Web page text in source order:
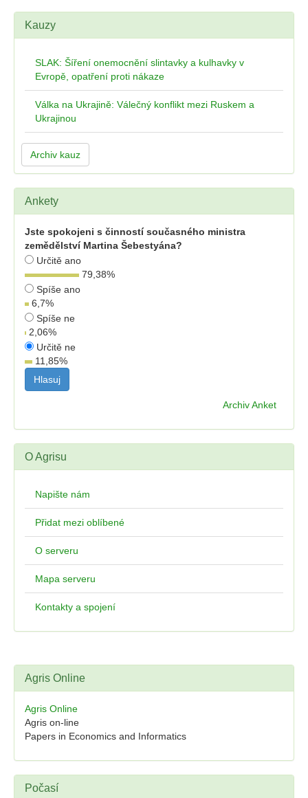
Kauzy
SLAK: Šíření onemocnění slintavky a kulhavky v
Evropě, opatření proti nákaze
Válka na Ukrajině: Válečný konflikt mezi Ruskem a
Ukrajinou
Archiv kauz
Ankety
Jste spokojeni s činností současného ministra
zemědělství Martina Šebestyána?
Určitě ano
79,38%
Spíše ano
6,7%
Spíše ne
2,06%
Určitě ne
11,85%
Archiv Anket
O Agrisu
Napište nám
Přidat mezi oblíbené
O serveru
Mapa serveru
Kontakty a spojení
Agris Online
Agris Online
Agris on-line
Papers in Economics and Informatics
Počasí